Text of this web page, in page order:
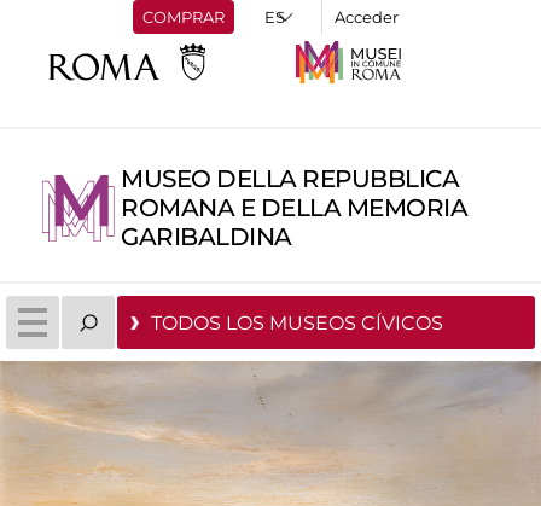
COMPRAR Acceder
MUSEO DELLA REPUBBLICA
ROMANA E DELLA MEMORIA
GARIBALDINA
TODOS LOS MUSEOS CÍVICOS